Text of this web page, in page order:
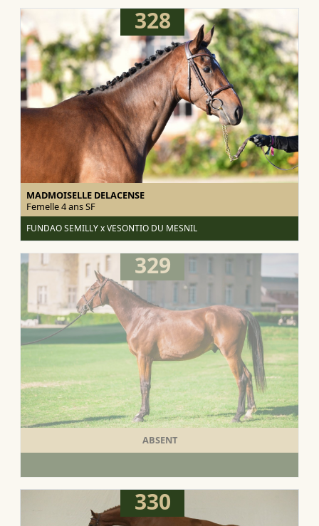
328
MADMOISELLE DELACENSE
Femelle 4 ansSF
FUNDAO SEMILLY x VESONTIO DU MESNIL
329
ABSENT
330